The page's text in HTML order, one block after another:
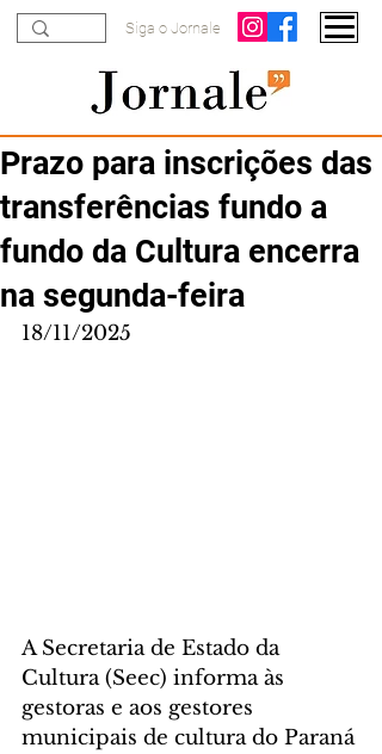
Siga o Jornale
Prazo para inscrições das
transferências fundo a
fundo da Cultura encerra
na segunda-feira
18/11/2025
A Secretaria de Estado da
Cultura (Seec) informa às
gestoras e aos gestores
municipais de cultura do Paraná